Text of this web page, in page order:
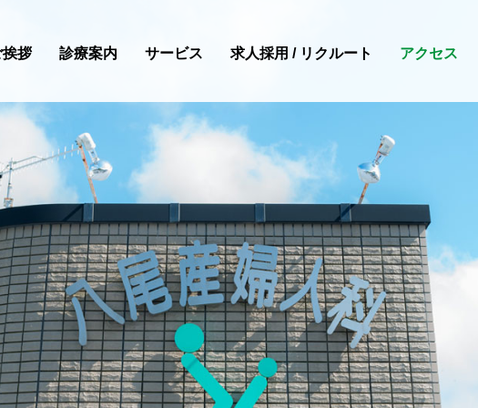
挨拶 診療案内 サービス 求人採用 / リクルート アクセス